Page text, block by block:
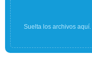
Suelta los archivos